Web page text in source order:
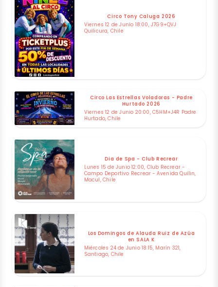
Circo Tony Caluga 2026
Viernes 12 de Junio 18:00, J7G9+QVJ
Quilicura, Chile
Circo Las Estrellas Voladoras - Padre
Hurtado 2026
Viernes 12 de Junio 20:00, C5HM+J4R Padre
Hurtado, Chile
Dia de Spa - Club Recrear
Lunes 15 de Junio 12:00, Club Recrear -
Campo Deportivo Recrear - Avenida Quilin,
Macul, Chile
Los Domingos de Alauda Ruiz de Azúa
en SALA K
Miércoles 24 de Junio 18:15, Marín 321,
Santiago, Chile